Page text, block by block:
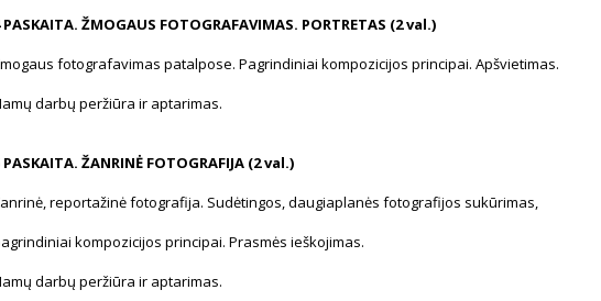
PASKAITA. ŽMOGAUS FOTOGRAFAVIMAS. PORTRETAS (2 val.)
fotografavimas patalpose. Pagrindiniai kompozicijos principai. Apšvietimas.
darbų peržiūra ir aptarimas.
PASKAITA. ŽANRINĖ FOTOGRAFIJA (2 val.)
reportažinė fotografija. Sudėtingos, daugiaplanės fotografijos sukūrimas,
kompozicijos principai. Prasmės ieškojimas.
darbų peržiūra ir aptarimas.